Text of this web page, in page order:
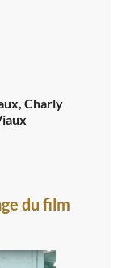
Charly
du film